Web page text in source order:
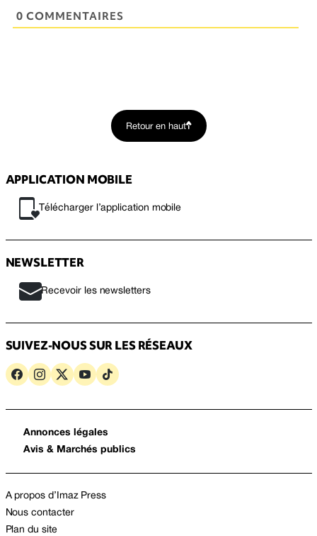
0 COMMENTAIRES
Retour en haut
APPLICATION MOBILE
Télécharger l’application mobile
NEWSLETTER
Recevoir les newsletters
SUIVEZ-NOUS SUR LES RÉSEAUX
Annonces légales
Avis & Marchés publics
A propos d’Imaz Press
Nous contacter
Plan du site